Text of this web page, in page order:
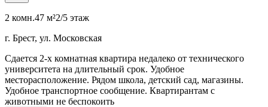
2 комн.47 м²2/5 этаж
г. Брест, ул. Московская
Сдается 2-х комнатная квартира недалеко от технического
университета на длительный срок. Удобное
месторасположение. Рядом школа, детский сад, магазины.
Удобное транспортное сообщение. Квартирантам с
животными не беспокоить